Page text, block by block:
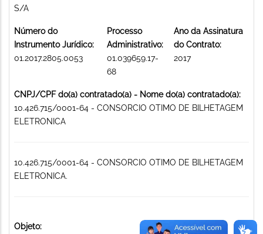
S/A
Número do
Instrumento Jurídico:
01.2017.2805.0053
Processo
Administrativo:
01.039659.17-
68
Ano da Assinatura
do Contrato:
2017
CNPJ/CPF do(a) contratado(a) - Nome do(a) contratado(a):
10.426.715/0001-64 - CONSORCIO OTIMO DE BILHETAGEM
ELETRONICA
10.426.715/0001-64 - CONSORCIO OTIMO DE BILHETAGEM
ELETRONICA.
Objeto: